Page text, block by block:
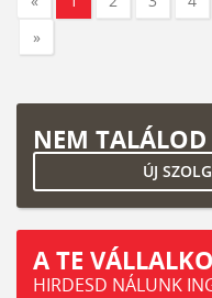
»
NEM TALÁLOD
ÚJ
A TE
HIRDESD NÁLUNK